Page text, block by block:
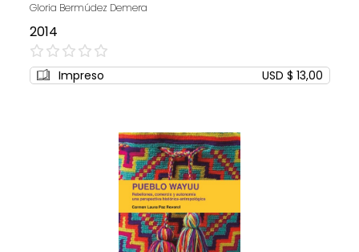
Gloria Bermúdez Demera
2014
0%
Impreso USD $ 13,00